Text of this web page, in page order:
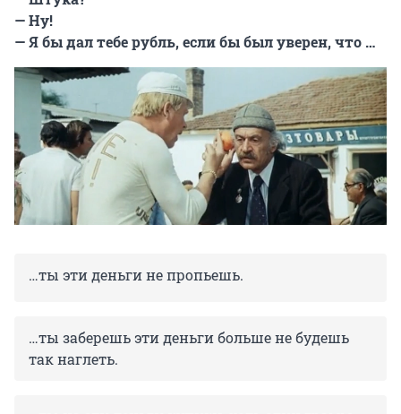
— Ну!
— Я бы дал тебе рубль, если бы был уверен, что …
…ты эти деньги не пропьешь.
…ты заберешь эти деньги больше не будешь
так наглеть.